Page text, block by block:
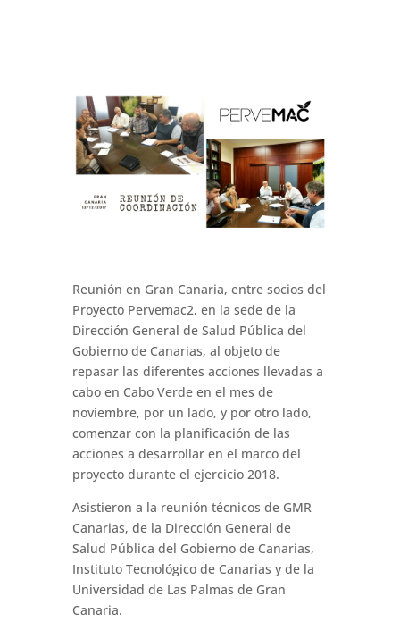
Reunión en Gran Canaria, entre socios del
Proyecto Pervemac2, en la sede de la
Dirección General de Salud Pública del
Gobierno de Canarias, al objeto de
repasar las diferentes acciones llevadas a
cabo en Cabo Verde en el mes de
noviembre, por un lado, y por otro lado,
comenzar con la planificación de las
acciones a desarrollar en el marco del
proyecto durante el ejercicio 2018.
Asistieron a la reunión técnicos de GMR
Canarias, de la Dirección General de
Salud Pública del Gobierno de Canarias,
Instituto Tecnológico de Canarias y de la
Universidad de Las Palmas de Gran
Canaria.